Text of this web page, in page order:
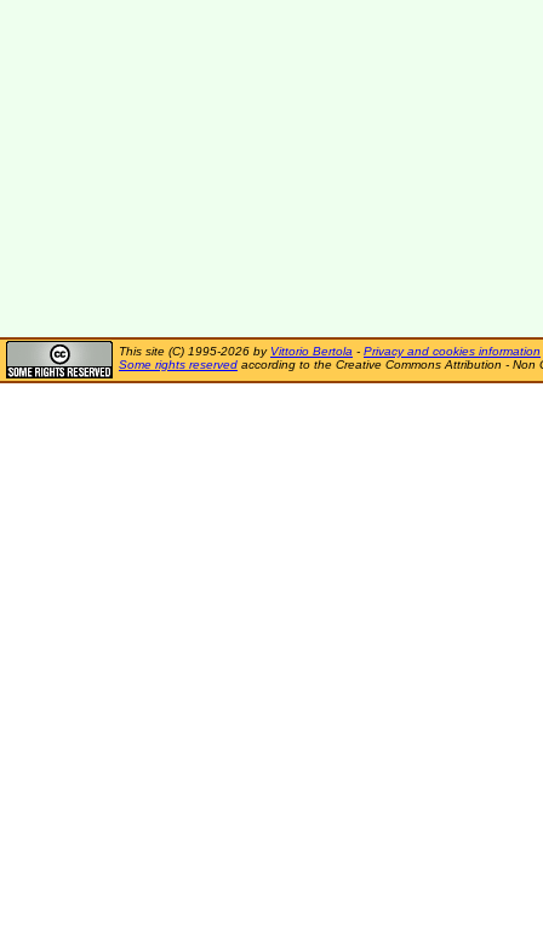
This site (C) 1995-2026 by Vittorio Bertola - Privacy and cookies information
Some rights reserved according to the Creative Commons Attribution - Non